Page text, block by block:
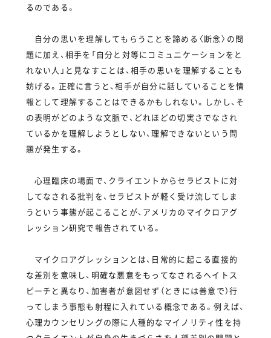
るのである。
自分の思いを理解してもらうことを諦める〈断念〉の問
題に加え、相手を「自分と対等にコミュニケーションをと
れない人」と見なすことは、相手の思いを理解することも
妨げる。正確に言うと、相手が自分に話していることを情
報として理解することはできるかもしれない。しかし、そ
の表明がどのような文脈で、どれほどの切実さでなされ
ているかを理解しようとしない、理解できないという問
題が発生する。
心理臨床の場面で、クライエントからセラピストに対
してなされる批判を、セラピストが軽く受け流してしま
うという事態が起こることが、アメリカのマイクロアグ
レッション研究で報告されている。
マイクロアグレッションとは、日常的に起こる直接的
な差別を意味し、明確な悪意をもってなされるヘイトス
ピーチと異なり、加害者が意図せず（ときには善意で）行
ってしまう事態も射程に入れている概念である。例えば、
心理カウンセリングの際に人種的なマイノリティ性を持